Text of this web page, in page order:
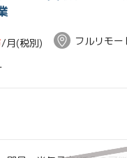
/月(税別)
フルリモー